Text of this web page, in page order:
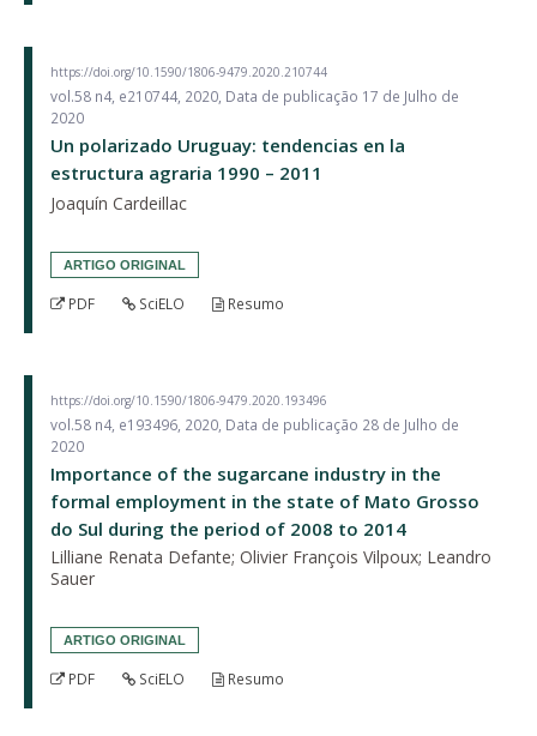
https://doi.org/10.1590/1806-9479.2020.210744
vol.58 n4, e210744, 2020, Data de publicação 17 de Julho de
2020
Un polarizado Uruguay: tendencias en la
estructura agraria 1990 – 2011
Joaquín Cardeillac
ARTIGO ORIGINAL
PDF SciELO Resumo
https://doi.org/10.1590/1806-9479.2020.193496
vol.58 n4, e193496, 2020, Data de publicação 28 de Julho de
2020
Importance of the sugarcane industry in the
formal employment in the state of Mato Grosso
do Sul during the period of 2008 to 2014
Lilliane Renata Defante; Olivier François Vilpoux; Leandro
Sauer
ARTIGO ORIGINAL
PDF SciELO Resumo